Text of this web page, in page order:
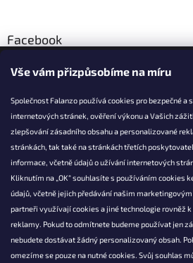
Vše vám přizpůsobíme na míru
Společnost Falanzo používá cookies pro bezpečné a
internetových stránek, ověření výkonu a Vašich
zlepšování zásadního obsahu a personalizované
stránkách, tak také na stránkách třetích
informace, včetně údajů o užívání internetových
Kliknutím na „OK“ souhlasíte s používáním cookies
údajů, včetně jejich předávání našim
partneři využívají cookies a jiné technologie rovněž
reklamy. Pokud to odmítnete budeme používat jen
nebudete dostávat žádný personalizovaný obsah.
omezíme se pouze na nutné cookies. Svůj souhlas
Facebook
KONTAKT
info@falanzo.cz
Falanzo.cz
FalanzoCZ